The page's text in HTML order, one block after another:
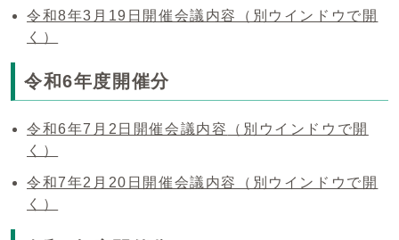
令和8年3月19日開催会議内容
（別ウインドウで開
く）
令和6年度開催分
令和6年7月2日開催会議内容
（別ウインドウで開
く）
令和7年2月20日開催会議内容
（別ウインドウで開
く）